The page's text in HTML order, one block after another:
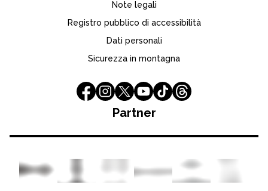
Note legali
Registro pubblico di accessibilità
Dati personali
Sicurezza in montagna
Partner